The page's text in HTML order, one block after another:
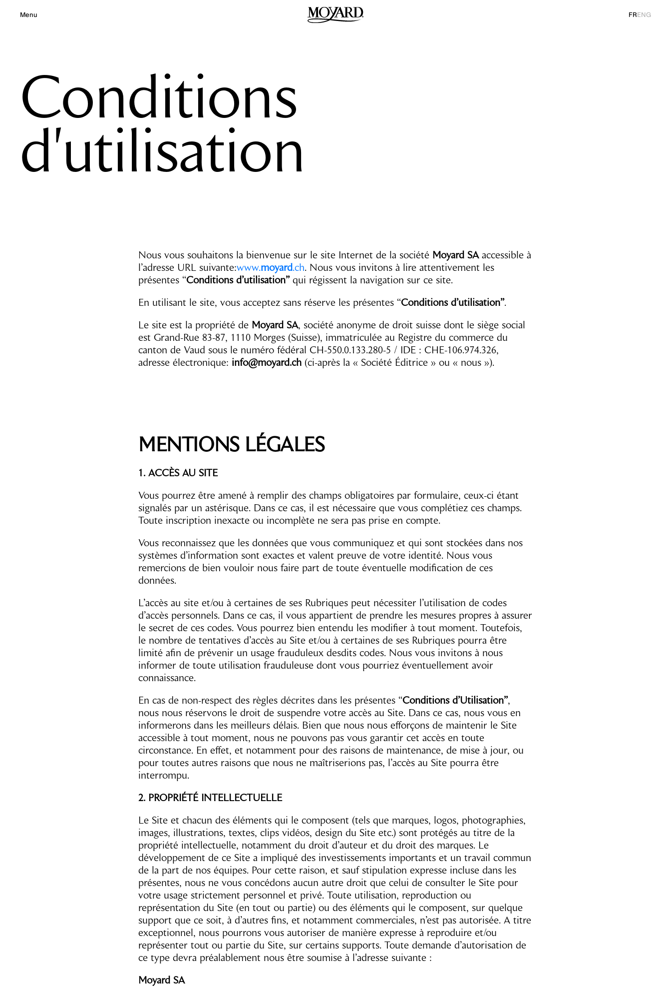
FRENG
Menu
Conditions
d'utilisation
Nous vous souhaitons la bienvenue sur le site Internet de la société Moyard SAaccessible à
l’adresse URL suivante:www.moyard.ch. Nous vous invitons à lire attentivement les
présentes “Conditions d’utilisation”qui régissent la navigation sur ce site.
En utilisant le site, vous acceptez sans réserve les présentes “Conditions d’utilisation”.
Le site est la propriété de Moyard SA, société anonyme de droit suisse dont le siège social
est Grand-Rue 83-87, 1110 Morges (Suisse), immatriculée au Registre du commerce du
canton de Vaud sous le numéro fédéral CH-550.0.133.280-5 / IDE : CHE-106.974.326,
adresse électronique: info@moyard.ch (ci-après la « Société Éditrice » ou « nous »).
MENTIONS LÉGALES
1. ACCÈS AU SITE
Vous pourrez être amené à remplir des champs obligatoires par formulaire, ceux-ci étant
signalés par un astérisque. Dans ce cas, il est nécessaire que vous complétiez ces champs.
Toute inscription inexacte ou incomplète ne sera pas prise en compte.
Vous reconnaissez que les données que vous communiquez et qui sont stockées dans nos
systèmes d’information sont exactes et valent preuve de votre identité. Nous vous
remercions de bien vouloir nous faire part de toute éventuelle modification de ces
données.
L’accès au site et/ou à certaines de ses Rubriques peut nécessiter l’utilisation de codes
d’accès personnels. Dans ce cas, il vous appartient de prendre les mesures propres à assurer
le secret de ces codes. Vous pourrez bien entendu les modifier à tout moment. Toutefois,
le nombre de tentatives d’accès au Site et/ou à certaines de ses Rubriques pourra être
limité afin de prévenir un usage frauduleux desdits codes. Nous vous invitons à nous
informer de toute utilisation frauduleuse dont vous pourriez éventuellement avoir
connaissance.
En cas de non-respect des règles décrites dans les présentes “Conditions d’Utilisation”,
nous nous réservons le droit de suspendre votre accès au Site. Dans ce cas, nous vous en
informerons dans les meilleurs délais. Bien que nous nous efforçons de maintenir le Site
accessible à tout moment, nous ne pouvons pas vous garantir cet accès en toute
circonstance. En effet, et notamment pour des raisons de maintenance, de mise à jour, ou
pour toutes autres raisons que nous ne maîtriserions pas, l’accès au Site pourra être
interrompu.
2. PROPRIÉTÉ INTELLECTUELLE
Le Site et chacun des éléments qui le composent (tels que marques, logos, photographies,
images, illustrations, textes, clips vidéos, design du Site etc.) sont protégés au titre de la
propriété intellectuelle, notamment du droit d’auteur et du droit des marques. Le
développement de ce Site a impliqué des investissements importants et un travail commun
de la part de nos équipes. Pour cette raison, et sauf stipulation expresse incluse dans les
présentes, nous ne vous concédons aucun autre droit que celui de consulter le Site pour
votre usage strictement personnel et privé. Toute utilisation, reproduction ou
représentation du Site (en tout ou partie) ou des éléments qui le composent, sur quelque
support que ce soit, à d’autres fins, et notamment commerciales, n’est pas autorisée. A titre
exceptionnel, nous pourrons vous autoriser de manière expresse à reproduire et/ou
représenter tout ou partie du Site, sur certains supports. Toute demande d’autorisation de
ce type devra préalablement nous être soumise à l’adresse suivante :
Moyard SA